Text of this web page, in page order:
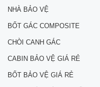
NHÀ BẢO VỆ
BỐT GÁC COMPOSITE
CHÒI CANH GÁC
CABIN BẢO VỆ GIÁ RẺ
BỐT BẢO VỆ GIÁ RẺ